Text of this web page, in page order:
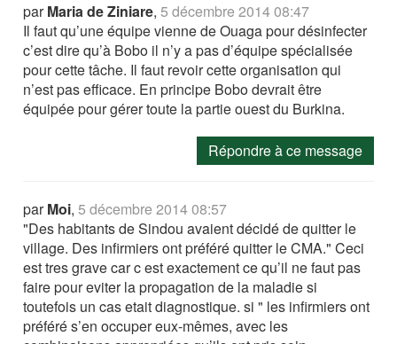
parMaria de Ziniare,5 décembre 2014 08:47
Il faut qu’une équipe vienne de Ouaga pour désinfecter
c’est dire qu’à Bobo il n’y a pas d’équipe spécialisée
pour cette tâche. Il faut revoir cette organisation qui
n’est pas efficace. En principe Bobo devrait être
équipée pour gérer toute la partie ouest du Burkina.
Répondre à ce message
parMoi,5 décembre 2014 08:57
"Des habitants de Sindou avaient décidé de quitter le
village. Des infirmiers ont préféré quitter le CMA." Ceci
est tres grave car c est exactement ce qu’il ne faut pas
faire pour eviter la propagation de la maladie si
toutefois un cas etait diagnostique. si " les infirmiers ont
préféré s’en occuper eux-mêmes, avec les